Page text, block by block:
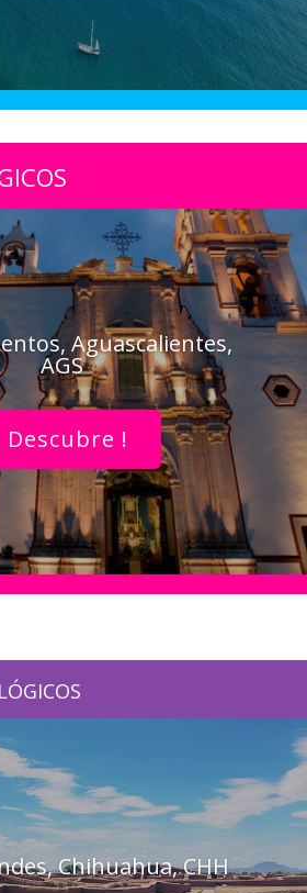
Aguascalientes,
AGS
Descubre !
Chihuahua, CHH